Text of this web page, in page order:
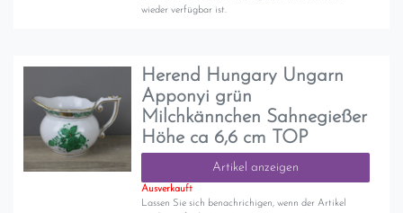
wieder verfügbar ist.
Herend Hungary Ungarn
Apponyi grün
Milchkännchen Sahnegießer
Höhe ca 6,6 cm TOP
Artikel anzeigen
Ausverkauft
Lassen Sie sich benachrichigen, wenn der Artikel